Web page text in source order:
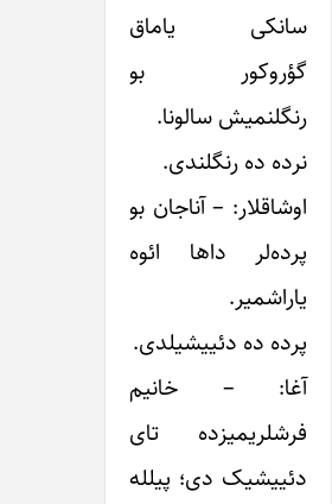
سانکی یاماق
گؤروکور بو
رنگلنمیش سالونا.
نرده ده رنگلندی.
اوشاقلار: – آناجان بو
پرده‌لر داها ائوه
یاراشمیر.
پرده ده دئییشیلدی.
آغا: – خانیم
فرشلریمیزده تای
دئییشیک دی؛ پیلله